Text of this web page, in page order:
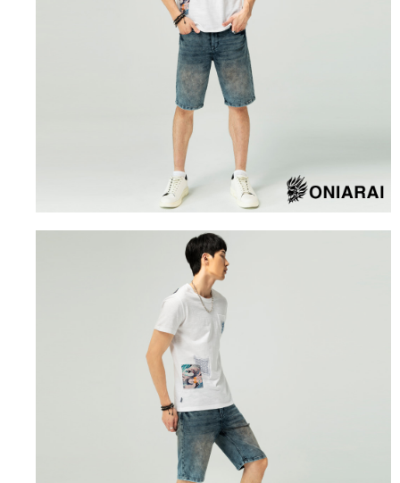
1.本服務係由「台灣大哥大股份有限公司」（以下簡稱本公司）所提供，讓
用戶於交易時，得透過本服務購買商品或服務，並由商店將買賣／分期付款
買賣價金債權讓與本公司後，依約使用本公司帳單繳交帳款。
2.基於同意付款使用「大哥付你分期」之契約關係目的，商店將以您的個人
資料（包含姓名、電話或地址）提供予台灣大哥大進項蒐集、處理及利用，
由本公司與您本人進行分期帳單所需資料之確認、核對及更正。
3.完整用戶服務條款，請詳閱以下連結：
https://oppay.tw/userRule
ATM／網路銀行／等多元方式進行付款，方視為交易完成。
※ 請注意：結帳手續完成當下不需立刻繳費，但若您需要取消訂單，請聯絡
購買商品的店家。未經商家同意取消之訂單仍視為有效，需透過AFTEE先享
※ 交易是否成功請以「AFTEE先享後付 」之結帳頁面顯示為準，若有關於
是否繳費成功／繳費後需取消欲退款等相關疑問，請聯繫「AFTEE先享後付
https://netprotections.freshdesk.com/support/home
１．透過由恩沛科技股份有限公司提供之「AFTEE先享後付」服務完成之交
易，需依本服務之必要範圍內提供個人資料，並將交易相關給付款項請求債
權轉讓予恩沛科技股份有限公司。
２．關於個人資料處理事宜，請瀏覽以下網址：
３．未成年的使用者請事先徵得法定代理人或監護人之同意方可使用
「AFTEE先享後付」，若未經同意申辦者引起之損失，本公司不負相關責
４．使用「AFTEE先享後付」時，將依據個別帳號之用戶狀況，依本公司即
時審查核予不同之上限額度；若仍有額度不足之情形，本公司將視審查結果
５．嚴禁一人註冊多個帳號或使用他人資訊註冊。若發現惡意使用之情形，
恩沛科技股份有限公司將有權停止該用戶之使用額度並採取法律行動。
每筆NT$60，滿NT$3,000(含以上)免運費
每筆NT$60，滿NT$3,000(含以上)免運費
每筆NT$80，滿NT$3,000(含以上)免運費
每筆NT$80，滿NT$3,000(含以上)免運費
每筆NT$100，滿NT$3,000(含以上)免運費